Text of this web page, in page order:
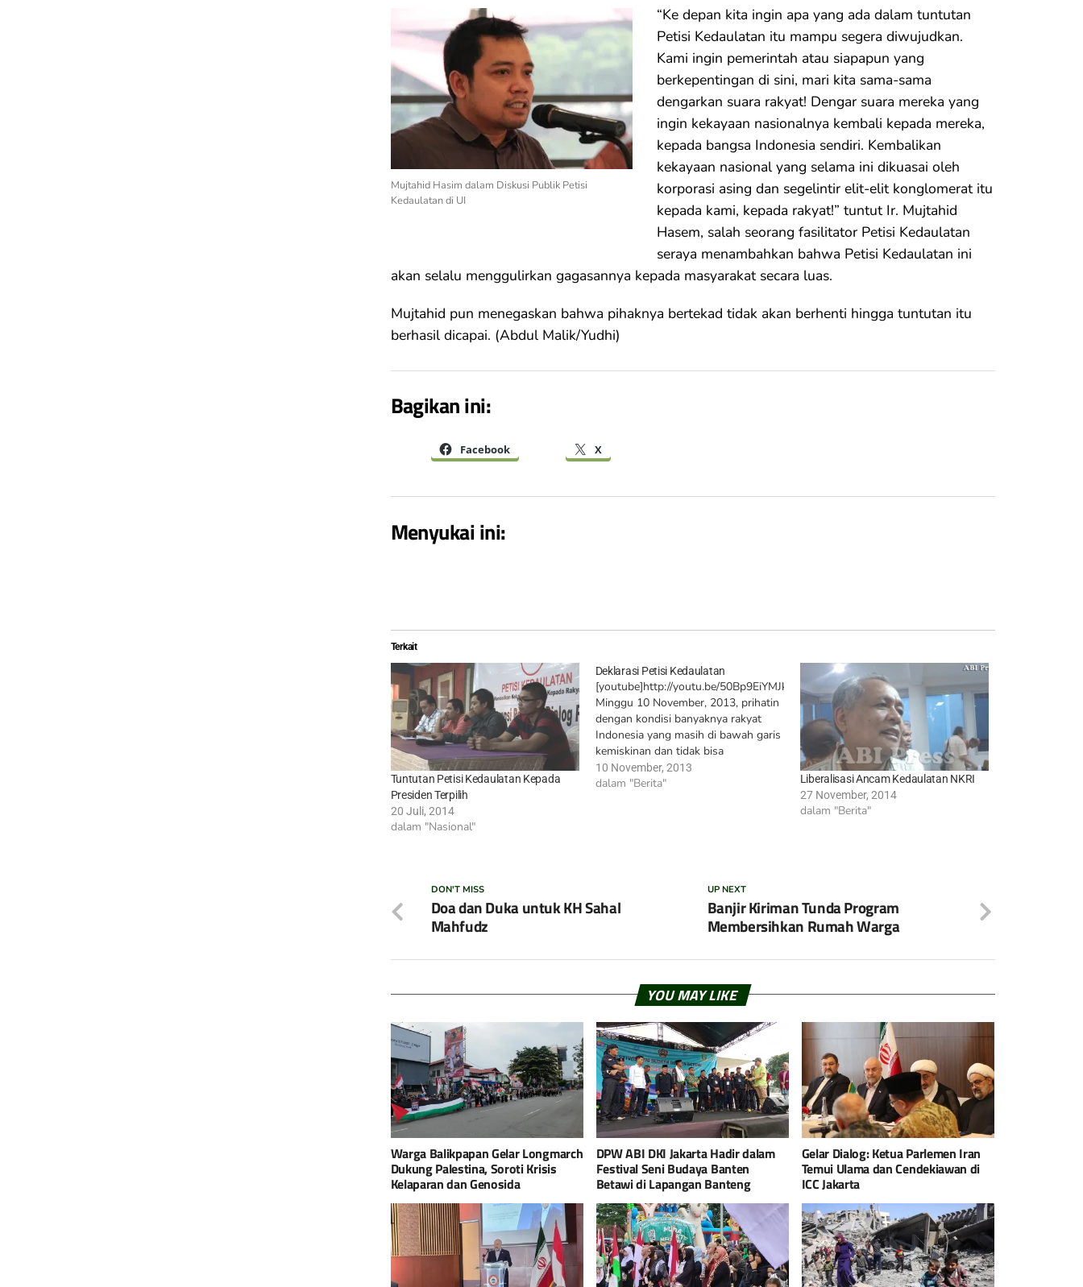
Mujtahid Hasim dalam Diskusi Publik Petisi
Kedaulatan di UI
“Ke depan kita ingin apa yang ada dalam tuntutan
Petisi Kedaulatan itu mampu segera diwujudkan.
Kami ingin pemerintah atau siapapun yang
berkepentingan di sini, mari kita sama-sama
dengarkan suara rakyat! Dengar suara mereka yang
ingin kekayaan nasionalnya kembali kepada mereka,
kepada bangsa Indonesia sendiri. Kembalikan
kekayaan nasional yang selama ini dikuasai oleh
korporasi asing dan segelintir elit-elit konglomerat itu
kepada kami, kepada rakyat!” tuntut Ir. Mujtahid
Hasem, salah seorang fasilitator Petisi Kedaulatan
seraya menambahkan bahwa Petisi Kedaulatan ini
akan selalu menggulirkan gagasannya kepada masyarakat secara luas.
Mujtahid pun menegaskan bahwa pihaknya bertekad tidak akan berhenti hingga tuntutan itu
berhasil dicapai. (Abdul Malik/Yudhi)
Bagikan ini:
Facebook X
Menyukai ini:
Terkait
Tuntutan Petisi Kedaulatan Kepada
Presiden Terpilih
20 Juli, 2014
dalam "Nasional"
Deklarasi Petisi Kedaulatan
[youtube]http://youtu.be/50Bp9EiYMJk[/youtube]
Minggu 10 November, 2013, prihatin
dengan kondisi banyaknya rakyat
Indonesia yang masih di bawah garis
kemiskinan dan tidak bisa
mendapatkan haknya, kelompok
Afiliasi Petisi Kedaulatan, bertepatan
kepada rakyat melalui pemerintahan…
10 November, 2013
dalam "Berita"
Liberalisasi Ancam Kedaulatan NKRI
27 November, 2014
dalam "Berita"
UP NEXT
Banjir Kiriman Tunda Program
Membersihkan Rumah Warga
DON'T MISS
Doa dan Duka untuk KH Sahal
Mahfudz
YOU MAY LIKE
Warga Balikpapan Gelar Longmarch
Dukung Palestina, Soroti Krisis
Kelaparan dan Genosida
DPW ABI DKI Jakarta Hadir dalam
Festival Seni Budaya Banten
Betawi di Lapangan Banteng
Gelar Dialog: Ketua Parlemen Iran
Temui Ulama dan Cendekiawan di
ICC Jakarta